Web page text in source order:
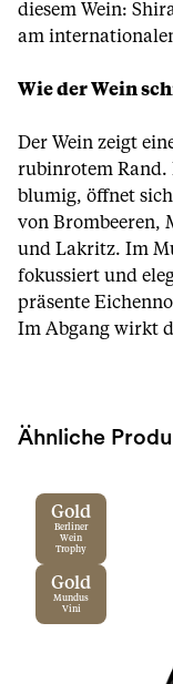
diesem Wein:
am
Wie der Wein
Der Wein zeigt
rubinrotem
blumig, öffnet
von Brombeeren,
und Lakritz. Im
fokussiert und
präsente
Im Abgang wirkt
Ähnliche
Gold
Berliner
Wein
Trophy
Gold
Mundus
Vini